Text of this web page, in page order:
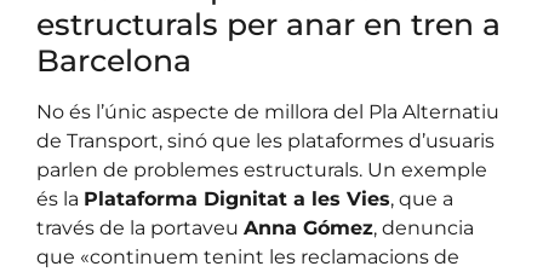
estructurals per anar en tren a
Barcelona
No és l’únic aspecte de millora del Pla Alternatiu
de Transport, sinó que les plataformes d’usuaris
parlen de problemes estructurals. Un exemple
és la Plataforma Dignitat a les Vies, que a
través de la portaveu Anna Gómez, denuncia
que «continuem tenint les reclamacions de